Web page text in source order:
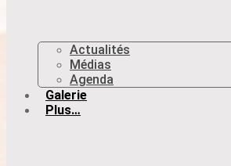
Actualités
Médias
Agenda
Galerie
Plus…